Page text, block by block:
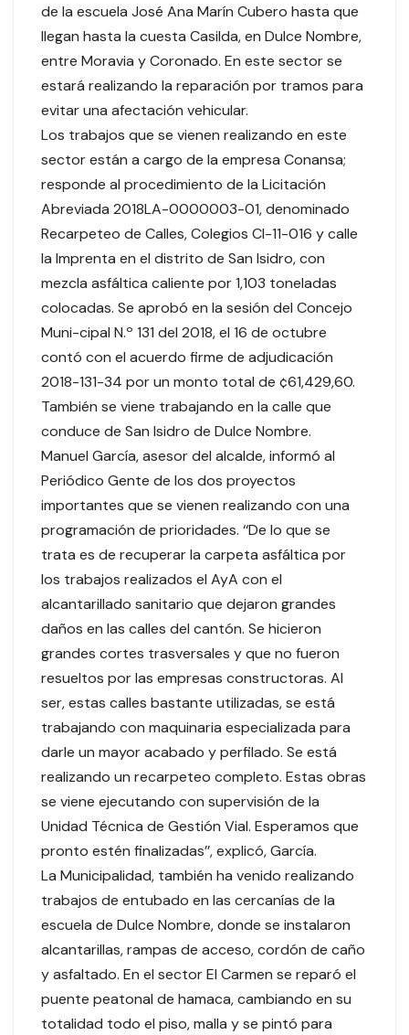
de la escuela José Ana Marín Cubero hasta que
llegan hasta la cuesta Casilda, en Dulce Nombre,
entre Moravia y Coronado. En este sector se
estará realizando la reparación por tramos para
evitar una afectación vehicular.
Los trabajos que se vienen realizando en este
sector están a cargo de la empresa Conansa;
responde al procedimiento de la Licitación
Abreviada 2018LA-0000003-01, denominado
Recarpeteo de Calles, Colegios CI-11-016 y calle
la Imprenta en el distrito de San Isidro, con
mezcla asfáltica caliente por 1,103 toneladas
colocadas. Se aprobó en la sesión del Concejo
Muni-cipal N.º 131 del 2018, el 16 de octubre
contó con el acuerdo firme de adjudicación
2018-131-34 por un monto total de ¢61,429,60.
También se viene trabajando en la calle que
conduce de San Isidro de Dulce Nombre.
Manuel García, asesor del alcalde, informó al
Periódico Gente de los dos proyectos
importantes que se vienen realizando con una
programación de prioridades. ‘‘De lo que se
trata es de recuperar la carpeta asfáltica por
los trabajos realizados el AyA con el
alcantarillado sanitario que dejaron grandes
daños en las calles del cantón. Se hicieron
grandes cortes trasversales y que no fueron
resueltos por las empresas constructoras. Al
ser, estas calles bastante utilizadas, se está
trabajando con maquinaria especializada para
darle un mayor acabado y perfilado. Se está
realizando un recarpeteo completo. Estas obras
se viene ejecutando con supervisión de la
Unidad Técnica de Gestión Vial. Esperamos que
pronto estén finalizadas’’, explicó, García.
La Municipalidad, también ha venido realizando
trabajos de entubado en las cercanías de la
escuela de Dulce Nombre, donde se instalaron
alcantarillas, rampas de acceso, cordón de caño
y asfaltado. En el sector El Carmen se reparó el
puente peatonal de hamaca, cambiando en su
totalidad todo el piso, malla y se pintó para